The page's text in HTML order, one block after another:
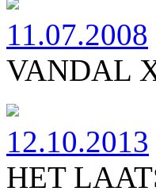
11.07.2008
VANDAL
12.10.2013
HET